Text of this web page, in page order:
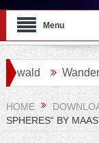
Menu
Wanderung
HOME
SPHERES“ BY